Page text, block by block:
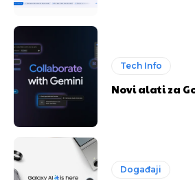
Tech Info
Novi alati za
Događaji